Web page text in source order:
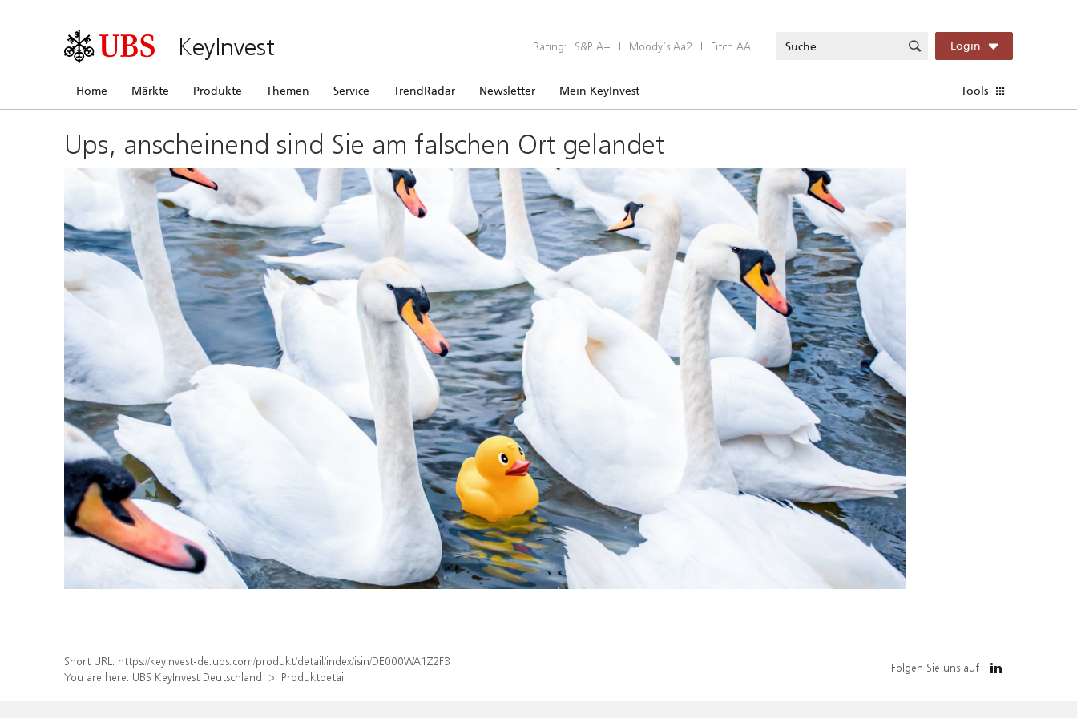
KeyInvest Rating: S&P A+ | Moody’s Aa2 | Fitch AA Login
Home Märkte Produkte Themen Service TrendRadar Newsletter Mein KeyInvest Tools
Ups, anscheinend sind Sie am falschen Ort gelandet
Short URL: https://keyinvest-de.ubs.com/produkt/detail/index/isin/DE000WA1Z2F3
You are here: UBS KeyInvest Deutschland Produktdetail
Folgen Sie uns auf